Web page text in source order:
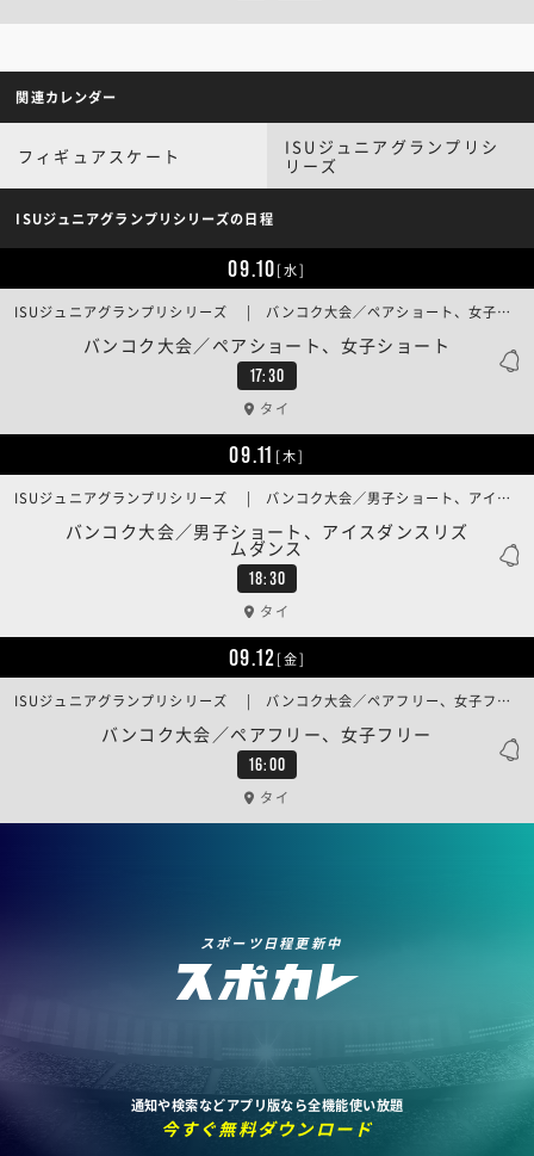
関連カレンダー
フィギュアスケート
ISUジュニアグランプリシ
リーズ
ISUジュニアグランプリシリーズの日程
09.10[水]
17:30
バンコク大会／ペアショート、女子ショート
ISUジュニアグランプリシリーズ | バンコク大会／ペアショート、女子ショート
タイ
09.11 [木]
18:30
バンコク大会／男子ショート、アイスダンスリズ
ムダンス
ISUジュニアグランプリシリーズ | バンコク大会／男子ショート、アイスダンスリズムダンス
タイ
09.12[金]
16:00
バンコク大会／ペアフリー、女子フリー
ISUジュニアグランプリシリーズ | バンコク大会／ペアフリー、女子フリー
タイ
スポーツ日程更新中
通知や検索などアプリ版なら全機能使い放題
今すぐ無料ダウンロード